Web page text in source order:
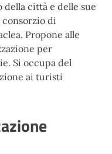
città e delle sue
di
Propone alle
per
Si occupa del
ai turisti